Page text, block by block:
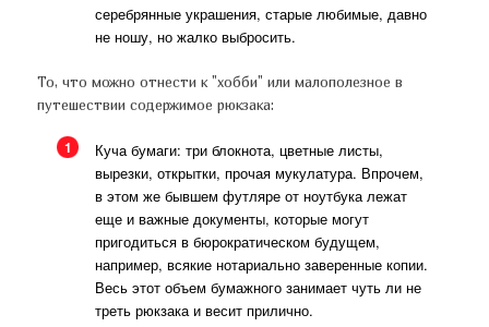
серебрянные украшения, старые любимые, давно
не ношу, но жалко выбросить.
То, что можно отнести к "хобби" или малополезное в
путешествии содержимое рюкзака:
Куча бумаги: три блокнота, цветные листы,
вырезки, открытки, прочая мукулатура. Впрочем,
в этом же бывшем футляре от ноутбука лежат
еще и важные документы, которые могут
пригодиться в бюрократическом будущем,
например, всякие нотариально заверенные копии.
Весь этот объем бумажного занимает чуть ли не
треть рюкзака и весит прилично.
1